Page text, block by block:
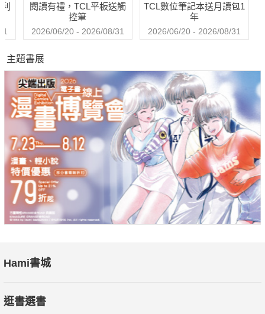
它幫助我們用全新的眼光和心情面對每一天。～徐櫻月，
作者清華對天使靈氣的熱愛與付出有目共睹，溫暖如她，是我的
人間天使。～劉秀玉
閱讀有禮，TCL平板送觸
控筆
2026/06/20 - 2026/08/31
TCL數位筆記本送月讀包1
年
2026/06/20 - 2026/08/31
主題書展
Hami書城
逛書選書